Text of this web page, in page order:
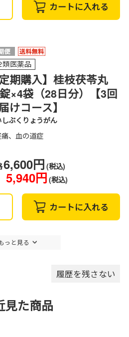
カートに入れる
類医薬品
定期購入】桂枝茯苓丸
×4袋（28日分）【3回
けコース】
しぶくりょうがん
、血の道症
6,600円 (税込)
5,940円 (税込)
カートに入れる
っと見る
履歴を残さない
見た商品